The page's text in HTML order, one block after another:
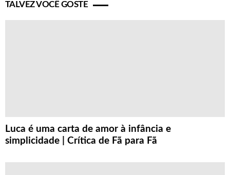
TALVEZ VOCÊ GOSTE
Luca é uma carta de amor à infância e
simplicidade | Crítica de Fã para Fã